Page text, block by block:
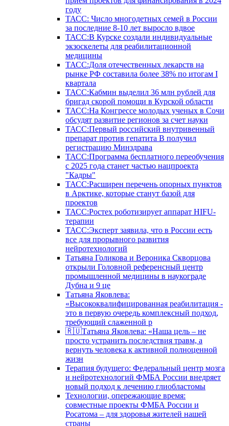
году
ТАСС: Число многодетных семей в России
за последние 8-10 лет выросло вдвое
ТАСС:В Курске создали индивидуальные
экзоскелеты для реабилитационной
медицины
ТАСС:Доля отечественных лекарств на
рынке РФ составила более 38% по итогам I
квартала
ТАСС:Кабмин выделил 36 млн рублей для
бригад скорой помощи в Курской области
ТАСС:На Конгрессе молодых ученых в Сочи
обсудят развитие регионов за счет науки
ТАСС:Первый российский внутривенный
препарат против гепатита В получил
регистрацию Минздрава
ТАСС:Программа бесплатного переобучения
с 2025 года станет частью нацпроекта
"Кадры"
ТАСС:Расширен перечень опорных пунктов
в Арктике, которые станут базой для
проектов
ТАСС:Ростех роботизирует аппарат HIFU-
терапии
ТАСС:Эксперт заявила, что в России есть
все для прорывного развития
нейротехнологий
Татьяна Голикова и Вероника Скворцова
открыли Головной референсный центр
промышленной медицины в наукограде
Дубна и 9 це
Татьяна Яковлева:
«Высококвалифицированная реабилитация -
это в первую очередь комплексный подход,
требующий слаженной р
🇷🇺Татьяна Яковлева: «Наша цель – не
просто устранить последствия травм, а
вернуть человека к активной полноценной
жизн
Терапия будущего: Федеральный центр мозга
и нейротехнологий ФМБА России внедряет
новый подход к лечению глиобластомы
Технологии, опережающие время:
совместные проекты ФМБА России и
Росатома – для здоровья жителей нашей
страны